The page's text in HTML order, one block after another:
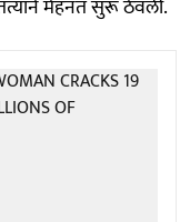
मेहनत सुरू ठेवली.